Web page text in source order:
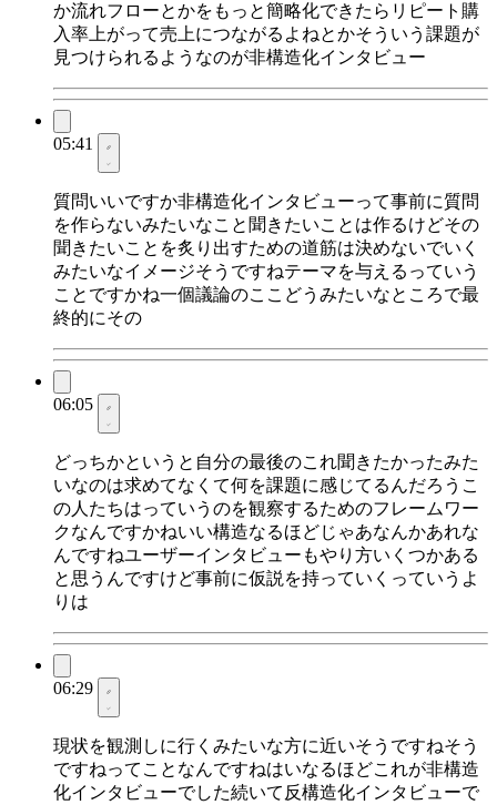
か流れフローとかをもっと簡略化できたらリピート購
入率上がって売上につながるよねとかそういう課題が
見つけられるようなのが非構造化インタビュー
05:41
質問いいですか非構造化インタビューって事前に質問
を作らないみたいなこと聞きたいことは作るけどその
聞きたいことを炙り出すための道筋は決めないでいく
みたいなイメージそうですねテーマを与えるっていう
ことですかね一個議論のここどうみたいなところで最
終的にその
06:05
どっちかというと自分の最後のこれ聞きたかったみた
いなのは求めてなくて何を課題に感じてるんだろうこ
の人たちはっていうのを観察するためのフレームワー
クなんですかねいい構造なるほどじゃあなんかあれな
んですねユーザーインタビューもやり方いくつかある
と思うんですけど事前に仮説を持っていくっていうよ
りは
06:29
現状を観測しに行くみたいな方に近いそうですねそう
ですねってことなんですねはいなるほどこれが非構造
化インタビューでした続いて反構造化インタビューで